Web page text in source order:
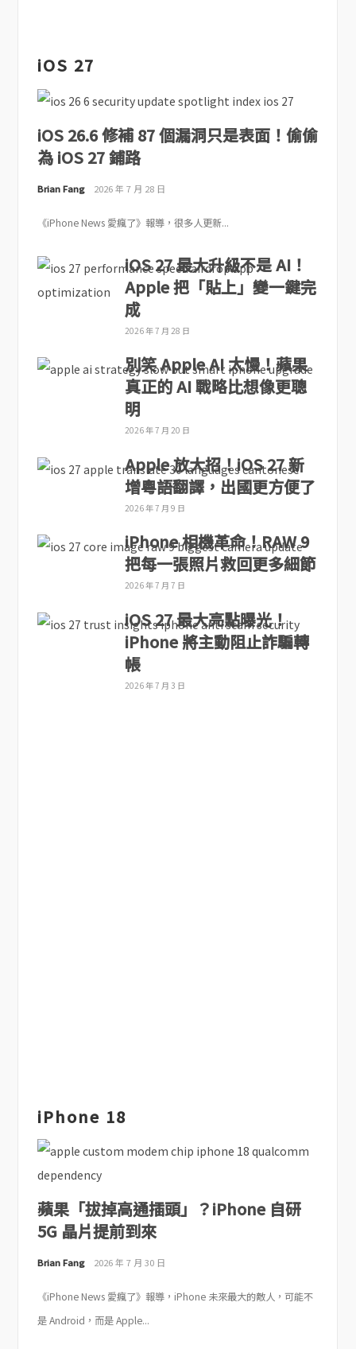
iOS 27
iOS 26.6 修補 87 個漏洞只是表面！偷偷
為 iOS 27 鋪路
Brian Fang 2026 年 7 月 28 日
《iPhone News 愛瘋了》報導，很多人更新...
iOS 27 最大升級不是 AI！
Apple 把「貼上」變一鍵完
成
2026 年 7 月 28 日
別笑 Apple AI 太慢！蘋果
真正的 AI 戰略比想像更聰
明
2026 年 7 月 20 日
Apple 放大招！iOS 27 新
增粵語翻譯，出國更方便了
2026 年 7 月 9 日
iPhone 相機革命！RAW 9
把每一張照片救回更多細節
2026 年 7 月 7 日
iOS 27 最大亮點曝光！
iPhone 將主動阻止詐騙轉
帳
2026 年 7 月 3 日
iPhone 18
蘋果「拔掉高通插頭」？iPhone 自研
5G 晶片提前到來
Brian Fang 2026 年 7 月 30 日
《iPhone News 愛瘋了》報導，iPhone 未來最大的敵人，可能不
是 Android，而是 Apple...